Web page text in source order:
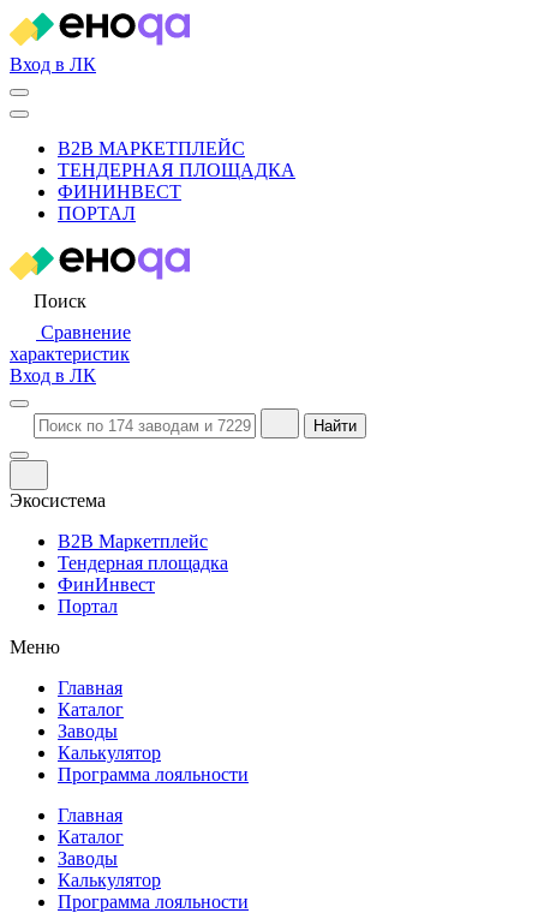
Вход в ЛК
B2B МАРКЕТПЛЕЙС
ТЕНДЕРНАЯ ПЛОЩАДКА
ФИНИНВЕСТ
ПОРТАЛ
Поиск
Сравнение
характеристик
Вход в ЛК
Найти
Экосистема
B2B Маркетплейс
Тендерная площадка
ФинИнвест
Портал
Меню
Главная
Каталог
Заводы
Калькулятор
Программа лояльности
Главная
Каталог
Заводы
Калькулятор
Программа лояльности